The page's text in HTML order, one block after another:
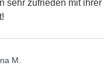
zufrieden mit ihrer
M.